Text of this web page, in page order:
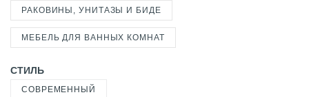
РАКОВИНЫ, УНИТАЗЫ И БИДЕ
МЕБЕЛЬ ДЛЯ ВАННЫХ КОМНАТ
СТИЛЬ
СОВРЕМЕННЫЙ